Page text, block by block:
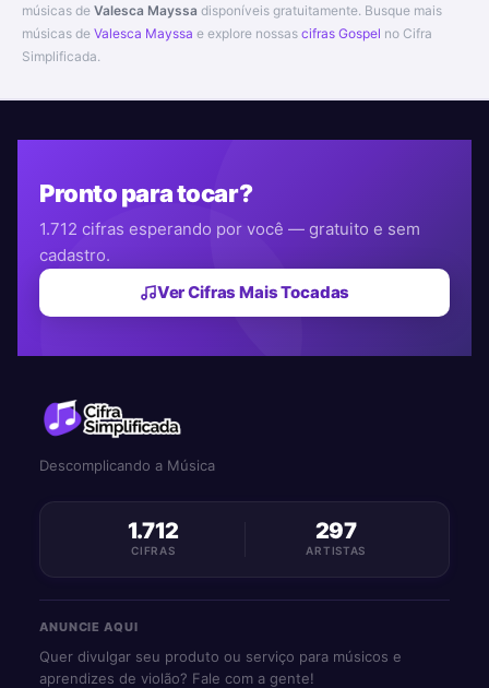
músicas de Valesca Mayssa disponíveis gratuitamente. Busque mais
músicas de Valesca Mayssa e explore nossas cifras Gospel no Cifra
Simplificada.
Pronto para tocar?
1.712 cifras esperando por você — gratuito e sem
cadastro.
Ver Cifras Mais Tocadas
Descomplicando a Música
1.712
CIFRAS
297
ARTISTAS
ANUNCIE AQUI
Quer divulgar seu produto ou serviço para músicos e
aprendizes de violão? Fale com a gente!